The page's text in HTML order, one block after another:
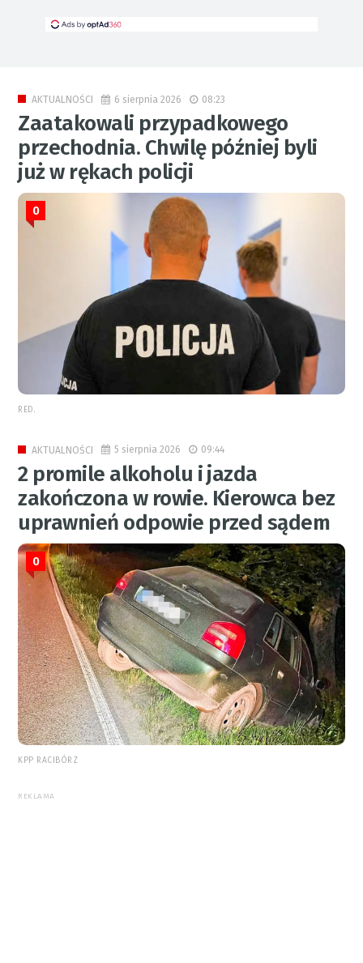
AKTUALNOŚCI 6 sierpnia 2026 08:23
Zaatakowali przypadkowego
przechodnia. Chwilę później byli
już w rękach policji
0
RED.
AKTUALNOŚCI 5 sierpnia 2026 09:44
2 promile alkoholu i jazda
zakończona w rowie. Kierowca bez
uprawnień odpowie przed sądem
0
KPP RACIBÓRZ
REKLAMA